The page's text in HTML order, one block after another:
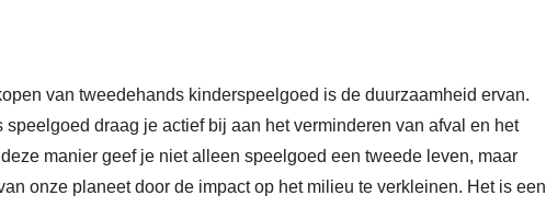
van tweedehands kinderspeelgoed is de duurzaamheid ervan.
draag je actief bij aan het verminderen van afval en het
manier geef je niet alleen speelgoed een tweede leven, maar
onze planeet door de impact op het milieu te verkleinen. Het is een